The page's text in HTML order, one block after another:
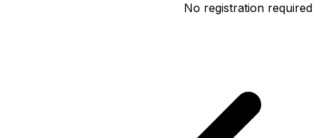
No registration required